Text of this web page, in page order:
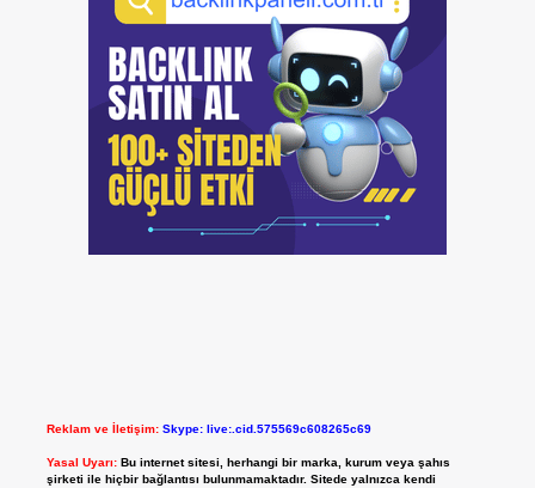
Reklam ve İletişim: Skype: live:.cid.575569c608265c69
Yasal Uyarı: Bu internet sitesi, herhangi bir marka, kurum veya şahıs
şirketi ile hiçbir bağlantısı bulunmamaktadır. Sitede yalnızca kendi